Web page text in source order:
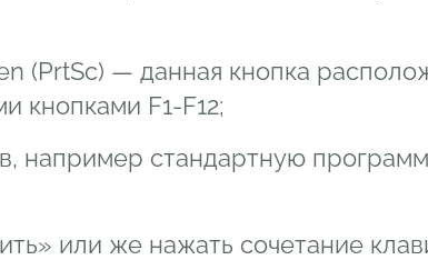
(PrtSc) — данная кнопка
кнопками F1-F12;
например стандартную
или же нажать сочетание